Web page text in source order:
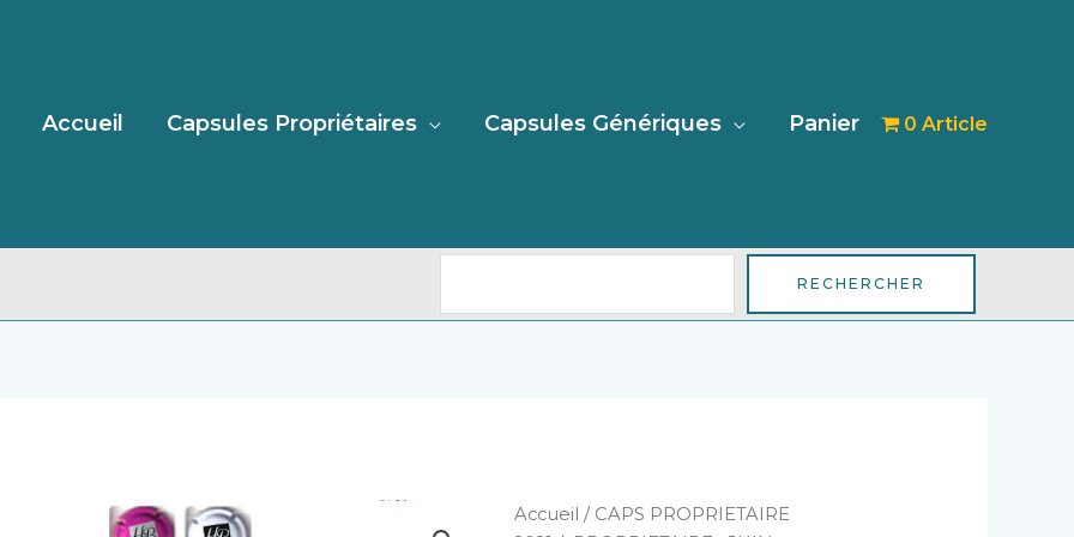
Accueil Capsules Propriétaires Capsules Génériques Panier 0 Article
RECHERCHER
Accueil / CAPS PROPRIETAIRE
quantité